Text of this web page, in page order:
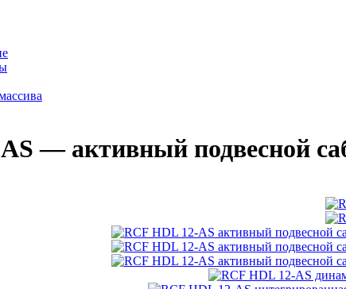
— активный подвесной